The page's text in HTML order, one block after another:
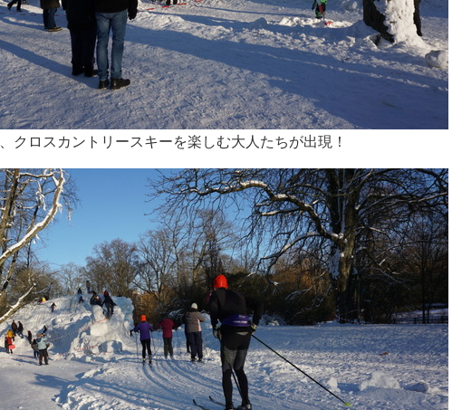
クロスカントリースキーを楽しむ大人たちが出現！